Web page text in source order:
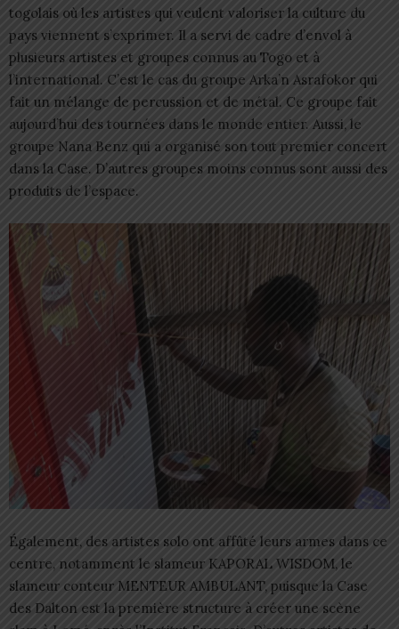
togolais où les artistes qui veulent valoriser la culture du
pays viennent s’exprimer. Il a servi de cadre d’envol à
plusieurs artistes et groupes connus au Togo et à
l’international. C’est le cas du groupe Arka’n Asrafokor qui
fait un mélange de percussion et de métal. Ce groupe fait
aujourd’hui des tournées dans le monde entier. Aussi, le
groupe Nana Benz qui a organisé son tout premier concert
dans la Case. D’autres groupes moins connus sont aussi des
produits de l’espace.
Également, des artistes solo ont affûté leurs armes dans ce
centre, notamment le slameur KAPORAL WISDOM, le
slameur conteur MENTEUR AMBULANT, puisque la Case
des Dalton est la première structure à créer une scène